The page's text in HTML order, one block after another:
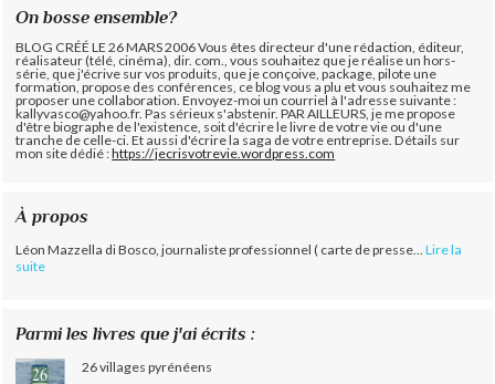
On bosse ensemble?
BLOG CRÉÉ LE 26 MARS 2006 Vous êtes directeur d'une rédaction, éditeur,
réalisateur (télé, cinéma), dir. com., vous souhaitez que je réalise un hors-
série, que j'écrive sur vos produits, que je conçoive, package, pilote une
formation, propose des conférences, ce blog vous a plu et vous souhaitez me
proposer une collaboration. Envoyez-moi un courriel à l'adresse suivante :
kallyvasco@yahoo.fr. Pas sérieux s'abstenir. PAR AILLEURS, je me propose
d'être biographe de l'existence, soit d'écrire le livre de votre vie ou d'une
tranche de celle-ci. Et aussi d'écrire la saga de votre entreprise. Détails sur
mon site dédié :https://jecrisvotrevie.wordpress.com
À propos
Léon Mazzella di Bosco, journaliste professionnel ( carte de presse... Lire la
suite
Parmi les livres que j'ai écrits :
26 villages pyrénéens